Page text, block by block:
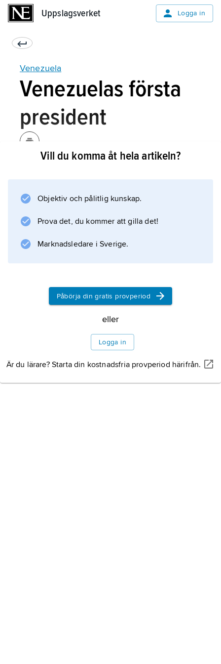
Uppslagsverket Logga in
Venezuela
Venezuelas första
president
Antonio Páez blev Venezuelas verklige
makthavare. Bolívars försök att bygga upp en
stor sydamerikansk republik, kallad
, misslyckades, och 1829 bröt sig Venezuela
Information om artikeln
Vill du komma åt hela artikeln?
Objektiv och pålitlig kunskap.
Prova det, du kommer att gilla det!
Marknadsledare i Sverige.
Påbörja din gratis provperiod
eller
Logga in
Är du lärare? Starta din kostnadsfria provperiod härifrån.